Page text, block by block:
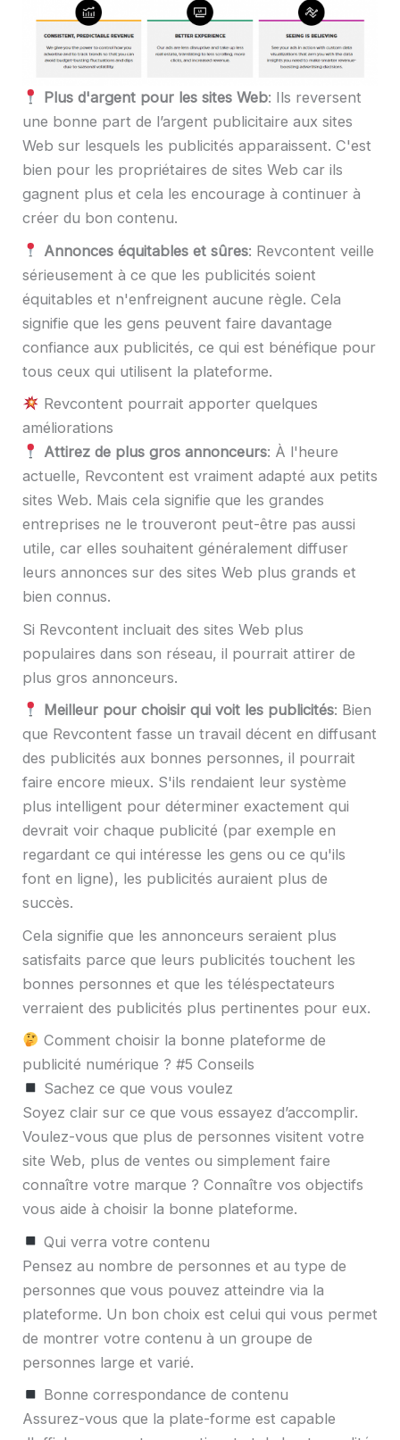
Plus d'argent pour les sites Web: Ils reversent
une bonne part de l’argent publicitaire aux sites
Web sur lesquels les publicités apparaissent. C'est
bien pour les propriétaires de sites Web car ils
gagnent plus et cela les encourage à continuer à
créer du bon contenu.
Annonces équitables et sûres: Revcontent veille
sérieusement à ce que les publicités soient
équitables et n'enfreignent aucune règle. Cela
signifie que les gens peuvent faire davantage
confiance aux publicités, ce qui est bénéfique pour
tous ceux qui utilisent la plateforme.
Revcontent pourrait apporter quelques
améliorations
Attirez de plus gros annonceurs: À l'heure
actuelle, Revcontent est vraiment adapté aux petits
sites Web. Mais cela signifie que les grandes
entreprises ne le trouveront peut-être pas aussi
utile, car elles souhaitent généralement diffuser
leurs annonces sur des sites Web plus grands et
bien connus.
Si Revcontent incluait des sites Web plus
populaires dans son réseau, il pourrait attirer de
plus gros annonceurs.
Meilleur pour choisir qui voit les publicités: Bien
que Revcontent fasse un travail décent en diffusant
des publicités aux bonnes personnes, il pourrait
faire encore mieux. S'ils rendaient leur système
plus intelligent pour déterminer exactement qui
devrait voir chaque publicité (par exemple en
regardant ce qui intéresse les gens ou ce qu'ils
font en ligne), les publicités auraient plus de
succès.
Cela signifie que les annonceurs seraient plus
satisfaits parce que leurs publicités touchent les
bonnes personnes et que les téléspectateurs
verraient des publicités plus pertinentes pour eux.
Comment choisir la bonne plateforme de
publicité numérique ? #5 Conseils
Sachez ce que vous voulez
Soyez clair sur ce que vous essayez d’accomplir.
Voulez-vous que plus de personnes visitent votre
site Web, plus de ventes ou simplement faire
connaître votre marque ? Connaître vos objectifs
vous aide à choisir la bonne plateforme.
Qui verra votre contenu
Pensez au nombre de personnes et au type de
personnes que vous pouvez atteindre via la
plateforme. Un bon choix est celui qui vous permet
de montrer votre contenu à un groupe de
personnes large et varié.
Bonne correspondance de contenu
Assurez-vous que la plate-forme est capable